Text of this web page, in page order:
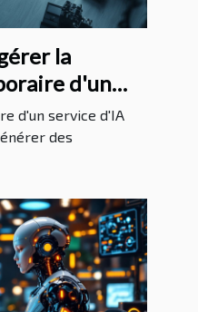
la
d'un
d'un service d'IA
des